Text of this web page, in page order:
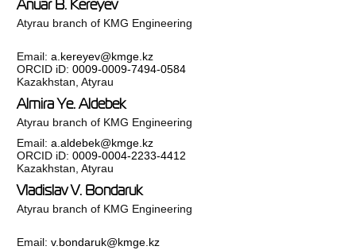
Anuar B. Kereyev
Atyrau branch of KMG Engineering
Email:a.kereyev@kmge.kz
ORCID iD:0009-0009-7494-0584
Kazakhstan, Atyrau
Almira Ye. Aldebek
Atyrau branch of KMG Engineering
Email:a.aldebek@kmge.kz
ORCID iD:0009-0004-2233-4412
Kazakhstan, Atyrau
Vladislav V. Bondaruk
Atyrau branch of KMG Engineering
Email:v.bondaruk@kmge.kz